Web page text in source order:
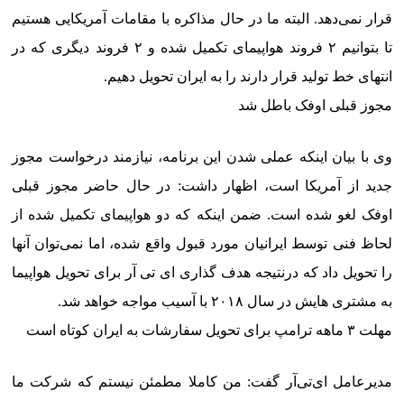
قرار نمی‌دهد. البته ما در حال مذاکره با مقامات آمریکایی هستیم
تا بتوانیم ۲ فروند هواپیمای تکمیل شده و ۲ فروند دیگری که در
انتهای خط تولید قرار دارند را به ایران تحویل دهیم.
مجوز قبلی اوفک باطل شد
وی با بیان اینکه عملی شدن این برنامه، نیازمند درخواست مجوز
جدید از آمریکا است، اظهار داشت: در حال حاضر مجوز قبلی
اوفک لغو شده است. ضمن اینکه که دو هواپیمای تکمیل شده از
لحاظ فنی توسط ایرانیان مورد قبول واقع شده‌، اما نمی‌توان آنها
را تحویل داد که درنتیجه هدف گذاری ای تی آر برای تحویل هواپیما
به مشتری هایش در سال ۲۰۱۸ با آسیب مواجه خواهد شد.
مهلت ۳ ماهه ترامپ برای تحویل سفارشات به ایران کوتاه است
مدیرعامل ای‌تی‌آر گفت: من کاملا مطمئن نیستم که شرکت ما